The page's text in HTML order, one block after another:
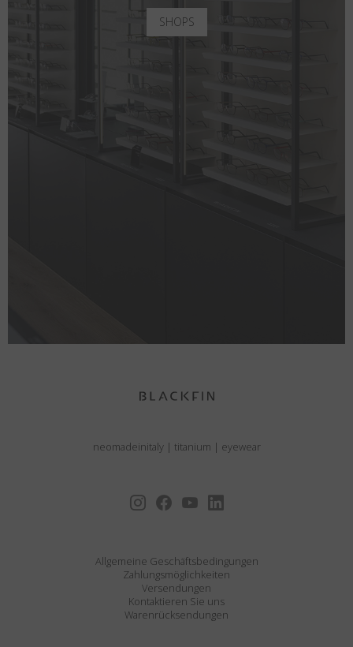
SHOPS
neomadeinitaly | titanium | eyewear
Allgemeine Geschäftsbedingungen
Zahlungsmöglichkeiten
Versendungen
Kontaktieren Sie uns
Warenrücksendungen